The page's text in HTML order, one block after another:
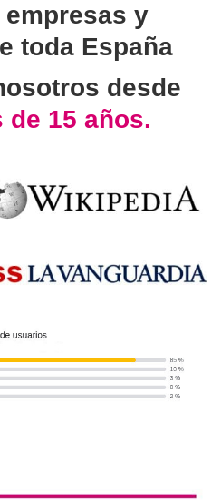
y
toda España
desde
de 15 años.